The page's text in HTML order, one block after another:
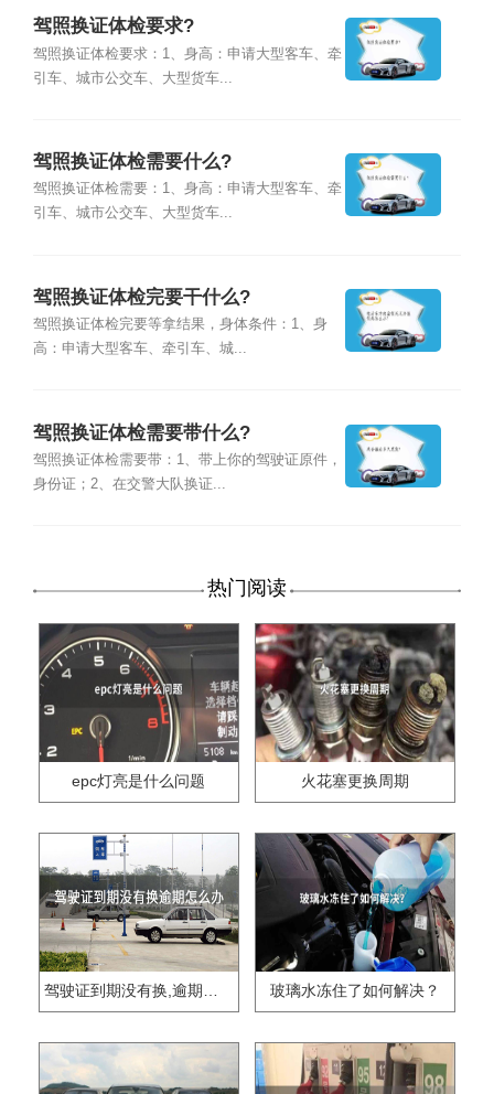
驾照换证体检要求?
驾照换证体检要求：1、身高：申请大型客车、牵
引车、城市公交车、大型货车...
驾照换证体检需要什么?
驾照换证体检需要：1、身高：申请大型客车、牵
引车、城市公交车、大型货车...
驾照换证体检完要干什么?
驾照换证体检完要等拿结果，身体条件：1、身
高：申请大型客车、牵引车、城...
驾照换证体检需要带什么?
驾照换证体检需要带：1、带上你的驾驶证原件，
身份证；2、在交警大队换证...
热门阅读
epc灯亮是什么问题 火花塞更换周期
驾驶证到期没有换,逾期怎么办?? 玻璃水冻住了如何解决？